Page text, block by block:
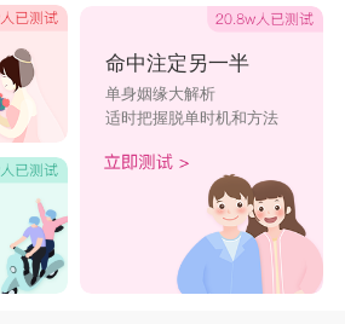
命中注定另一半
单身姻缘大解析
适时把握脱单时机和方法